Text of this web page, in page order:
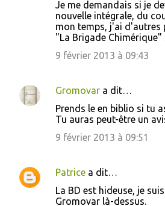
Je me demandais si je
nouvelle intégrale, du
mon temps, j'ai d'autres
"La Brigade Chimérique"
9 février 2013 à 09:43
Gromovar a dit…
Prends le en biblio si tu
Tu auras peut-être un
9 février 2013 à 09:51
Patrice a dit…
La BD est hideuse, je
Gromovar là-dessus.